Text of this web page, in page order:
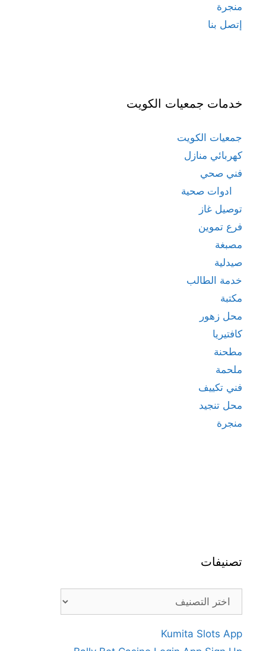
منجرة
إتصل بنا
خدمات جمعيات الكويت
جمعيات الكويت
كهربائي منازل
فني صحي
ادوات صحية
توصيل غاز
فرع تموين
مصبغة
صيدلية
خدمة الطالب
مكتبة
محل زهور
كافتيريا
مطحنة
ملحمة
فني تكييف
محل تنجيد
منجرة
تصنيفات
تصنيفات
Kumita Slots App